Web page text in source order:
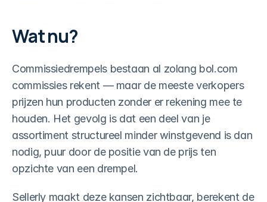
Wat nu?
Commissiedrempels bestaan al zolang bol.com
commissies rekent — maar de meeste verkopers
prijzen hun producten zonder er rekening mee te
houden. Het gevolg is dat een deel van je
assortiment structureel minder winstgevend is dan
nodig, puur door de positie van de prijs ten
opzichte van een drempel.
Sellerly maakt deze kansen zichtbaar, berekent de